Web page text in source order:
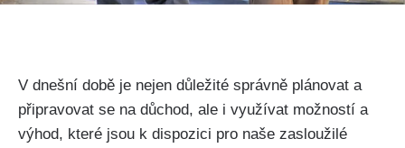
V dnešní době je nejen důležité správně plánovat a
připravovat se na důchod, ale i využívat možností a
výhod, které jsou k dispozici pro naše zasloužilé